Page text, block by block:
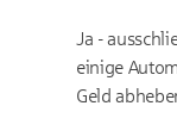
Ja -
einige
Geld